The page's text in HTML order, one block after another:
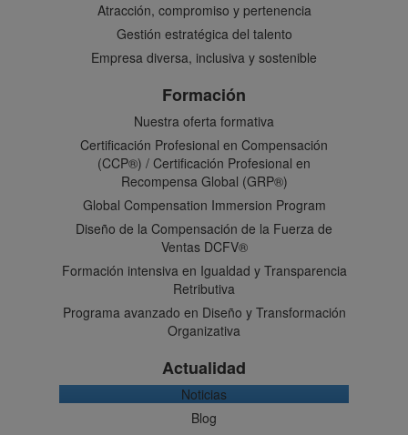
Atracción, compromiso y pertenencia
Gestión estratégica del talento
Empresa diversa, inclusiva y sostenible
Formación
Nuestra oferta formativa
Certificación Profesional en Compensación
(CCP®) / Certificación Profesional en
Recompensa Global (GRP®)
Global Compensation Immersion Program
Diseño de la Compensación de la Fuerza de
Ventas DCFV®
Formación intensiva en Igualdad y Transparencia
Retributiva
Programa avanzado en Diseño y Transformación
Organizativa
Actualidad
Noticias
Blog